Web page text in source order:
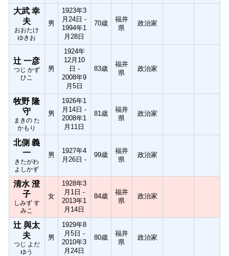
大武 幸
夫
おおたけ
ゆきお
男
1923年3
月24日 -
1994年1
月28日
70歳
福井
県
政治家
辻 一彦
つじ かず
ひこ
男
1924年
12月10
日 -
2008年9
月5日
83歳
福井
県
政治家
牧野 隆
守
まきの た
かもり
男
1926年1
月14日 -
2008年1
月11日
81歳
福井
県
政治家
北側 義
一
きたがわ
よしかず
男
1927年4
月26日 -
99歳
福井
県
政治家
清水 澄
子
しみず す
みこ
女
1928年3
月1日 -
2013年1
月14日
84歳
福井
県
政治家
辻 與太
夫
つじ よだ
ゆう
男
1929年8
月5日 -
2010年3
月24日
80歳
福井
県
政治家